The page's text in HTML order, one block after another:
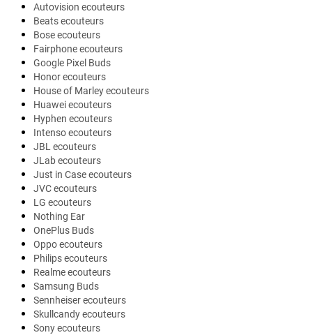
Autovision ecouteurs
Beats ecouteurs
Bose ecouteurs
Fairphone ecouteurs
Google Pixel Buds
Honor ecouteurs
House of Marley ecouteurs
Huawei ecouteurs
Hyphen ecouteurs
Intenso ecouteurs
JBL ecouteurs
JLab ecouteurs
Just in Case ecouteurs
JVC ecouteurs
LG ecouteurs
Nothing Ear
OnePlus Buds
Oppo ecouteurs
Philips ecouteurs
Realme ecouteurs
Samsung Buds
Sennheiser ecouteurs
Skullcandy ecouteurs
Sony ecouteurs